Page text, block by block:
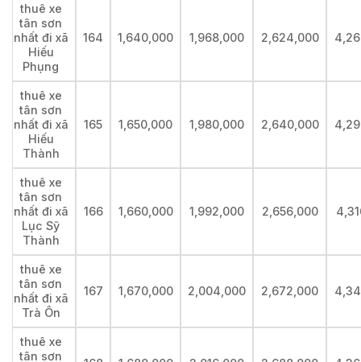
thuê xe
tân sơn
nhất đi xã
Hiếu
Phụng
164 1,640,000 1,968,000 2,624,000
thuê xe
tân sơn
nhất đi xã
Hiếu
Thành
165 1,650,000 1,980,000 2,640,000
thuê xe
tân sơn
nhất đi xã
Lục Sỹ
Thành
166 1,660,000 1,992,000 2,656,000
thuê xe
tân sơn
nhất đi xã
Trà Ôn
167 1,670,000 2,004,000 2,672,000
thuê xe
tân sơn